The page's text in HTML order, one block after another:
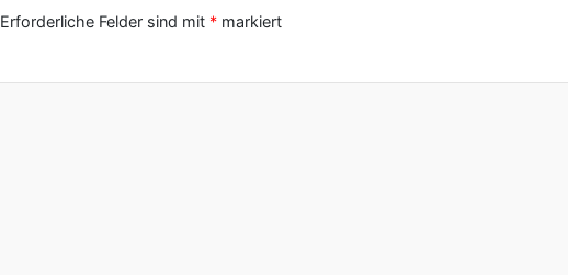
Erforderliche Felder sind mit * markiert